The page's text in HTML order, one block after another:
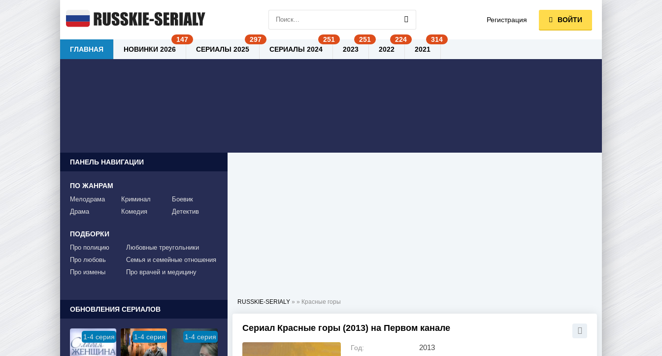
RUSSKIE-SERIALY » » Красные горы
Сериал Красные горы (2013) на Первом канале
Год: 2013
ПАНЕЛЬ НАВИГАЦИИ
ПО ЖАНРАМ
Мелодрама
Драма
Криминал
Комедия
Боевик
Детектив
ПОДБОРКИ
Про полицию
Про любовь
Про измены
Любовные треугольники
Семья и семейные отношения
Про врачей и медицину
ОБНОВЛЕНИЯ СЕРИАЛОВ
1-4 серия 1-4 серия 1-4 серия
Регистрация ВОЙТИ
ГЛАВНАЯ НОВИНКИ 2026 СЕРИАЛЫ 2025 СЕРИАЛЫ 2024 2023 2022 2021